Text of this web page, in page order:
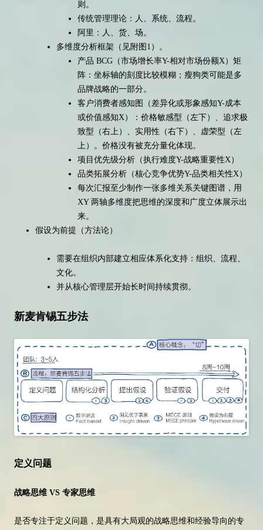
则。
传统管理理论：人、系统、流程。
阿里：人、货、场。
多维度分析框架（见附图1）。
产品 BCG（市场增长率Y-相对市场份额X）矩
阵：坐标轴的刻度比较模糊；瘦狗类可能是多
品牌战略的一部分。
客户消费者感知图（差异化或形象感知Y-成本
或价值感知X）：价格敏感型（左下）、追求极
致型（右上）、实用性（右下）、虚荣型（左
上）。价格没有被充分量化体现。
项目优先级分析（执行难度Y-战略重要性X）
品类拓展分析（核心竞争优势Y-品类相关性X）
每次汇报至少制作一张多维关系关键图谱，用
XY 两轴多维度把思维的深度和广度立体展示出
来。
假设为前提（方法论）
需要在组织内部建立相应体系化支持：组织、流程、
文化。
并从核心管理层开始长时间持续贯彻。
新麦肯锡五步法
定义问题
战略思维 VS 专家思维
是否专注于定义问题，是具有大局观的战略思维和经验导向的专